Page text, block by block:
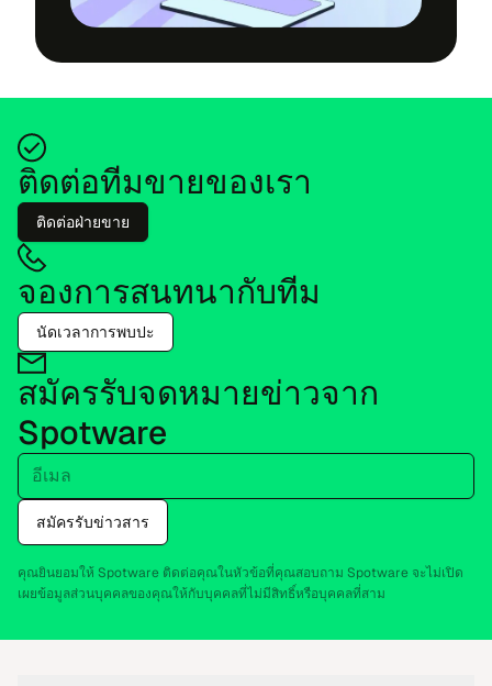
ติด​ต่อ​ที​ม​ขายของ​เรา
ติด​ต่อฝ่าย​ขาย
จอง​การ​สนท​นา​กับ​ทีม
นัด​เว​ลา​การพบ​ปะ
สมัครรับ​จด​หมายข่าว​จาก
Spotware
อี​เมล
สมัครรับ​ข่าว​สาร
คุณยิน​ยอม​ให้ Spotware ติด​ต่อ​คุณ​ใน​หัว​ข้อ​ที่​คุณสอบ​ถาม Spotware จะ​ไม่​เปิด​
เผยข้อ​มูล​ส่วน​บุค​คลของ​คุณ​ให้​กับ​บุค​คลที่​ไม่มี​สิทธิ์หรือ​บุค​คลที่​สาม